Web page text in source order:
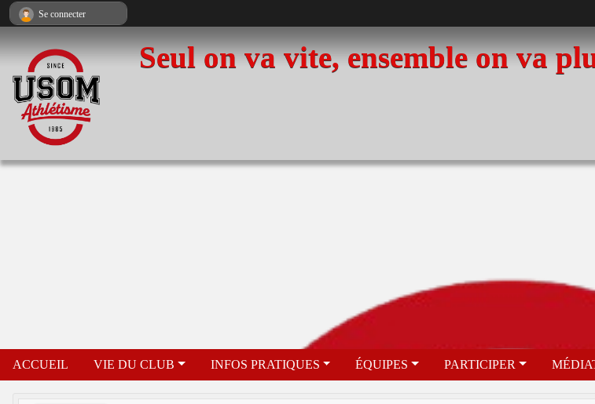
Seul on va vite, ensemble on va
ACCUEIL VIE DU CLUB INFOS PRATIQUES ÉQUIPES PARTICIPER
Se connecter
Panneau de gestion des cookies